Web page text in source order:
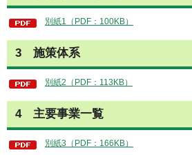
別紙1（PDF：100KB）
3 施策体系
別紙2（PDF：113KB）
4 主要事業一覧
別紙3（PDF：166KB）